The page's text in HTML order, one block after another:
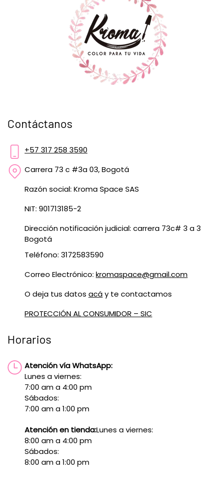
Contáctanos
+57 317 258 3590
Carrera 73 c #3a 03, Bogotá
Razón social: Kroma Space SAS
NIT: 901713185-2
Dirección notificación judicial: carrera 73c# 3 a 3
Bogotá
Teléfono: 3172583590
Correo Electrónico: kromaspace@gmail.com
O deja tus datos acáy te contactamos
PROTECCIÓN AL CONSUMIDOR – SIC
Horarios
Atención vía WhatsApp:
Lunes a viernes:
7:00 am a 4:00 pm
Sábados:
7:00 am a 1:00 pm
Atención en tienda:Lunes a viernes:
8:00 am a 4:00 pm
Sábados:
8:00 am a 1:00 pm